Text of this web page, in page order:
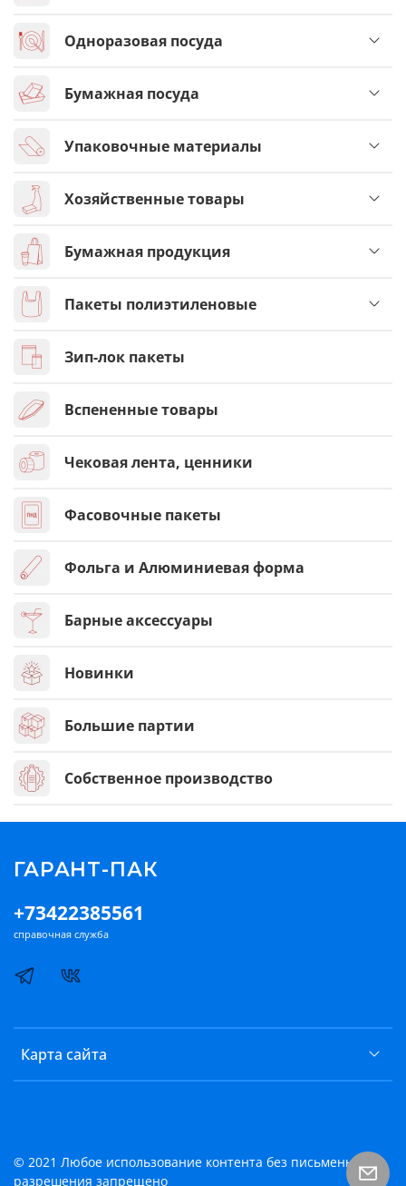
Одноразовая посуда
Бумажная посуда
Упаковочные материалы
Хозяйственные товары
Бумажная продукция
Пакеты полиэтиленовые
Зип-лок пакеты
Вспененные товары
Чековая лента, ценники
Фасовочные пакеты
Фольга и Алюминиевая форма
Барные аксессуары
Новинки
Большие партии
Собственное производство
Карта сайта
+73422385561
справочная служба
ГАРАНТ-ПАК
© 2021 Любое использование контента без письменного
разрешения запрещено